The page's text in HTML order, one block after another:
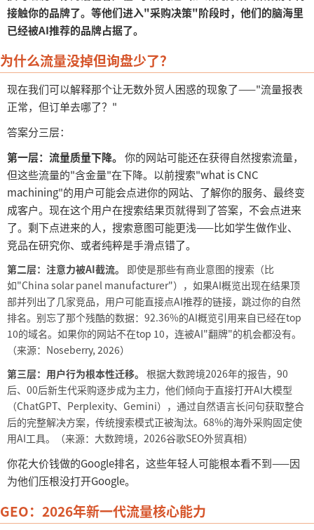
接触你的品牌了。等他们进入"采购决策"阶段时，他们的脑海里
已经被AI推荐的品牌占据了。
为什么流量没掉但询盘少了？
现在我们可以解释那个让无数外贸人困惑的现象了——"流量报表
正常，但订单去哪了？"
答案分三层：
第一层：流量质量下降。
你的网站可能还在获得自然搜索流量，
但这些流量的"含金量"在下降。以前搜索"what is CNC
machining"的用户可能会点进你的网站、了解你的服务、最终变
成客户。现在这个用户在搜索结果页就得到了答案，不会点进来
了。剩下点进来的人，搜索意图可能更浅——比如学生做作业、
竞品在研究你、或者纯粹是手滑点错了。
第二层：注意力被AI截流。
即使是那些有商业意图的搜索（比
如"China solar panel manufacturer"），如果AI概览出现在结果顶
部并列出了几家竞品，用户可能直接点AI推荐的链接，跳过你的自然
排名。别忘了那个残酷的数据：92.36%的AI概览引用来自已经在top
10的域名。如果你的网站不在top 10，连被AI"翻牌"的机会都没有。
（来源：Noseberry, 2026）
第三层：用户行为根本性迁移。 根据大数跨境2026年的报告，90
后、00后新生代采购逐步成为主力，他们倾向于直接打开AI大模型
（ChatGPT、Perplexity、Gemini），通过自然语言长问句获取整合
后的完整解决方案，传统搜索模式正被淘汰。68%的海外采购固定使
用AI工具。（来源：大数跨境，2026谷歌SEO外贸真相）
你花大价钱做的Google排名，这些年轻人可能根本看不到——因
为他们压根没打开Google。
GEO：2026年新一代流量核心能力